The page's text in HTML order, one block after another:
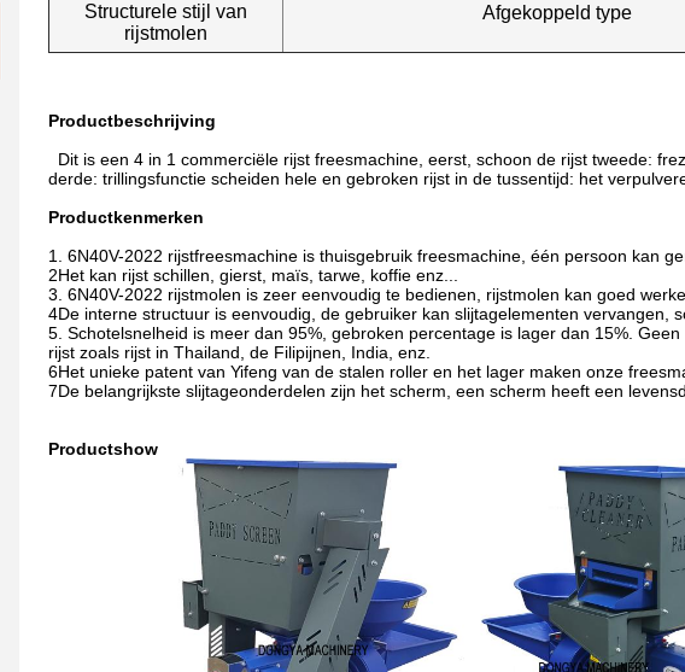
Structurele stijl van
rijstmolen
Afgekoppeld type
Productbeschrijving
Dit is een 4 in 1 commerciële rijst freesmachine, eerst, schoon de rijst tweede:
derde: trillingsfunctie scheiden hele en gebroken rijst in de tussentijd: het
Productkenmerken
1. 6N40V-2022 rijstfreesmachine is thuisgebruik freesmachine, één persoon kan
2Het kan rijst schillen, gierst, maïs, tarwe, koffie enz...
3. 6N40V-2022 rijstmolen is zeer eenvoudig te bedienen, rijstmolen kan goed
4De interne structuur is eenvoudig, de gebruiker kan slijtagelementen vervangen,
5. Schotelsnelheid is meer dan 95%, gebroken percentage is lager dan 15%.
rijst zoals rijst in Thailand, de Filipijnen, India, enz.
6Het unieke patent van Yifeng van de stalen roller en het lager maken onze
7De belangrijkste slijtageonderdelen zijn het scherm, een scherm heeft een
Productshow